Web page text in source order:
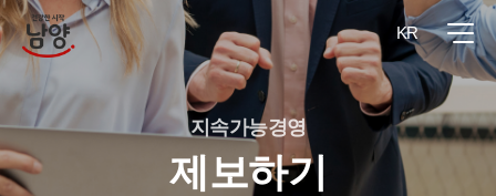
KR
지속가능경영
제보하기